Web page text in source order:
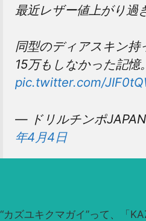
最近レザー値上がり過
同型のディアスキン持
15万もしなかった記憶。
pic.twitter.com/
— ドリルチンポ
年4月4日
“カズユキクマガイ”って、「